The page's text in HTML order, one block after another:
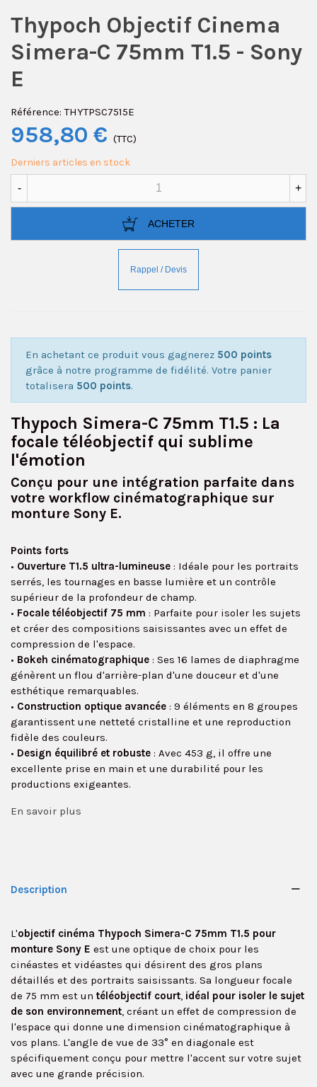
Thypoch Objectif Cinema
Simera-C 75mm T1.5 - Sony
E
Référence: THYTPSC7515E
958,80 € (TTC)
Derniers articles en stock
- +
ACHETER
En achetant ce produit vous gagnerez 500 points
grâce à notre programme de fidélité. Votre panier
totalisera 500 points.
Thypoch Simera-C 75mm T1.5 : La
focale téléobjectif qui sublime
l'émotion
Conçu pour une intégration parfaite dans
votre workflow cinématographique sur
monture Sony E.
Points forts
• Ouverture T1.5 ultra-lumineuse : Idéale pour les portraits
serrés, les tournages en basse lumière et un contrôle
supérieur de la profondeur de champ.
• Focale téléobjectif 75 mm : Parfaite pour isoler les sujets
et créer des compositions saisissantes avec un effet de
compression de l'espace.
• Bokeh cinématographique : Ses 16 lames de diaphragme
génèrent un flou d'arrière-plan d'une douceur et d'une
esthétique remarquables.
• Construction optique avancée : 9 éléments en 8 groupes
garantissent une netteté cristalline et une reproduction
fidèle des couleurs.
• Design équilibré et robuste : Avec 453 g, il offre une
excellente prise en main et une durabilité pour les
productions exigeantes.
En savoir plus
Description
L'objectif cinéma Thypoch Simera-C 75mm T1.5 pour
monture Sony E est une optique de choix pour les
cinéastes et vidéastes qui désirent des gros plans
détaillés et des portraits saisissants. Sa longueur focale
de 75 mm est un téléobjectif court, idéal pour isoler le sujet
de son environnement, créant un effet de compression de
l'espace qui donne une dimension cinématographique à
vos plans. L'angle de vue de 33° en diagonale est
spécifiquement conçu pour mettre l'accent sur votre sujet
avec une grande précision.